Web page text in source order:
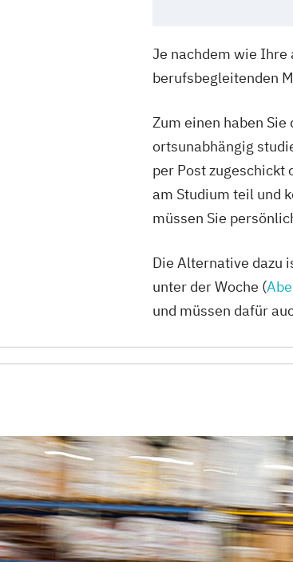
Je nachdem wie Ihre
berufsbegleitenden
Zum einen haben
ortsunabhängig
per Post zugeschickt
am Studium teil und
müssen Sie
Die Alternative dazu
unter der Woche (
und müssen dafür